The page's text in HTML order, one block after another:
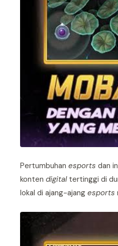
Pertumbuhan esports dan
konten digitaltertinggi di
lokal di ajang-ajang esports